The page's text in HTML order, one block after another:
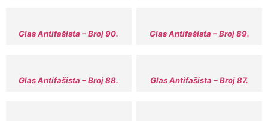
Glas Antifašista – Broj 90. Glas Antifašista – Broj 89.
Glas Antifašista – Broj 88. Glas Antifašista – Broj 87.